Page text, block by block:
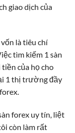
giao dịch của
là tiêu chí
tìm kiếm 1 sàn
của họ cho
1 thị trường đầy
forex uy tín, liệt
còn làm rất